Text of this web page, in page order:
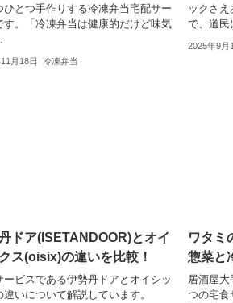
ひとつ手作りする冷凍弁当宅配サー
す。「冷凍弁当は健康的だけど味気
月18日 冷凍弁当
ックさ
で、道民
2025年9月
ドア(ISETANDOOR)とオイ
ス(oisix)の違いを比較！
ービスである伊勢丹ドアとオイシッ
違いについて解説しています。
ワタミ
惣菜と
居酒屋大
つの宅食